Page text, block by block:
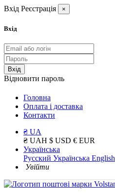
Вхід Реєстрація ×
Вхід
Вхід
Відновити пароль
Головна
Оплата і доставка
Контакти
₴ UA
₴ UAH $ USD € EUR
Українська
Русский Українська English
Увійти